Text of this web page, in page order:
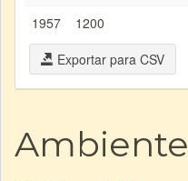
1957
1200
Exportar para CSV
Ambiente